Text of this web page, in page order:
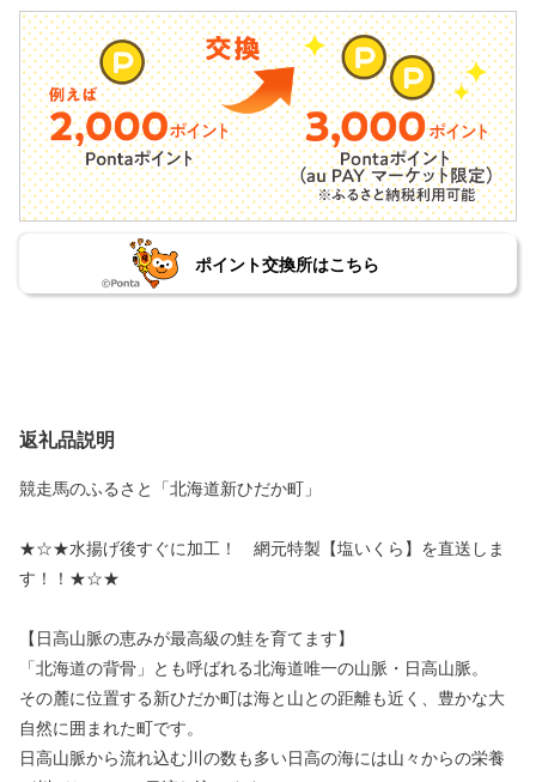
ポイント交換所はこちら
返礼品説明
競走馬のふるさと「北海道新ひだか町」
★☆★水揚げ後すぐに加工！ 網元特製【塩いくら】を直送しま
す！！★☆★
【日高山脈の恵みが最高級の鮭を育てます】
「北海道の背骨」とも呼ばれる北海道唯一の山脈・日高山脈。
その麓に位置する新ひだか町は海と山との距離も近く、豊かな大
自然に囲まれた町です。
日高山脈から流れ込む川の数も多い日高の海には山々からの栄養